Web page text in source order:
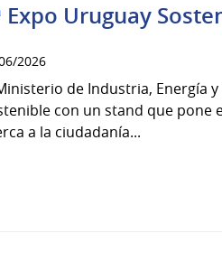
Uruguay
2026
de Industria, Energía
con un stand que pone
a la ciudadanía...